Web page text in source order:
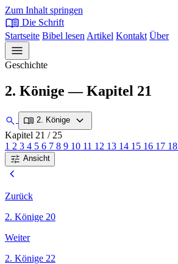
Zum Inhalt springen
menu_book Die Schrift
Startseite Bibel lesen Artikel Kontakt Über
menu
Geschichte
2. Könige — Kapitel 21
search menu_book 2. Könige expand_more
Kapitel 21 / 25
1 2 3 4 5 6 7 8 9 10 11 12 13 14 15 16 17 18
tune Ansicht
chevron_left
Zurück
2. Könige 20
Weiter
2. Könige 22